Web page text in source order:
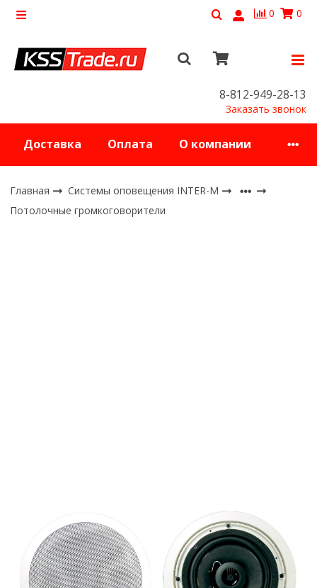
0 0
8-812-949-28-13
Заказать звонок
Доставка Оплата О компании
Главная
Системы оповещения INTER-M
Потолочные громкоговорители